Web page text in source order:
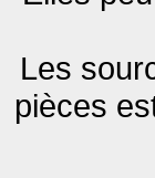
Les
pièces